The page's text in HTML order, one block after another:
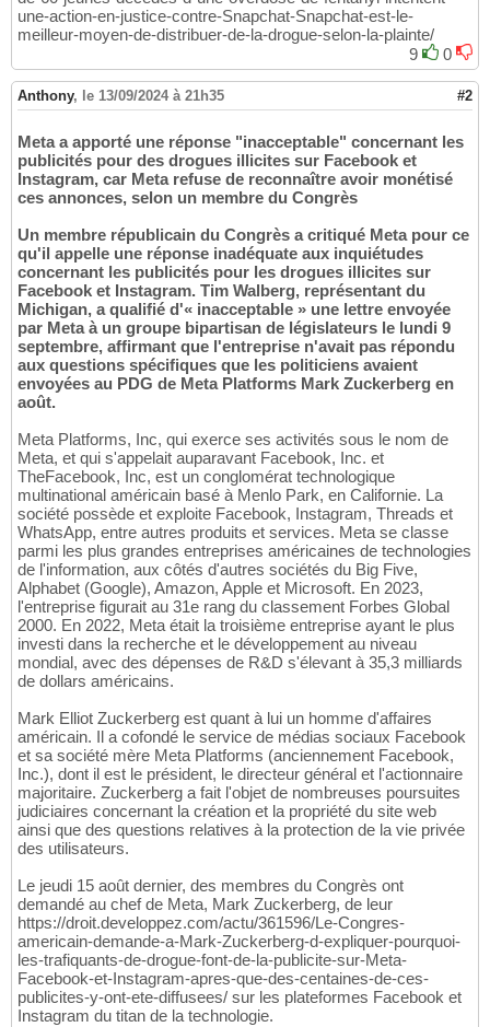
une-action-en-justice-contre-Snapchat-Snapchat-est-le-
meilleur-moyen-de-distribuer-de-la-drogue-selon-la-plainte/
9
0
Anthony, le 13/09/2024 à 21h35 #2
Meta a apporté une réponse "inacceptable" concernant les
publicités pour des drogues illicites sur Facebook et
Instagram, car Meta refuse de reconnaître avoir monétisé
ces annonces, selon un membre du Congrès
Un membre républicain du Congrès a critiqué Meta pour ce
qu'il appelle une réponse inadéquate aux inquiétudes
concernant les publicités pour les drogues illicites sur
Facebook et Instagram. Tim Walberg, représentant du
Michigan, a qualifié d'« inacceptable » une lettre envoyée
par Meta à un groupe bipartisan de législateurs le lundi 9
septembre, affirmant que l'entreprise n'avait pas répondu
aux questions spécifiques que les politiciens avaient
envoyées au PDG de Meta Platforms Mark Zuckerberg en
août.
Meta Platforms, Inc, qui exerce ses activités sous le nom de
Meta, et qui s'appelait auparavant Facebook, Inc. et
TheFacebook, Inc, est un conglomérat technologique
multinational américain basé à Menlo Park, en Californie. La
société possède et exploite Facebook, Instagram, Threads et
WhatsApp, entre autres produits et services. Meta se classe
parmi les plus grandes entreprises américaines de technologies
de l'information, aux côtés d'autres sociétés du Big Five,
Alphabet (Google), Amazon, Apple et Microsoft. En 2023,
l'entreprise figurait au 31e rang du classement Forbes Global
2000. En 2022, Meta était la troisième entreprise ayant le plus
investi dans la recherche et le développement au niveau
mondial, avec des dépenses de R&D s'élevant à 35,3 milliards
de dollars américains.
Mark Elliot Zuckerberg est quant à lui un homme d'affaires
américain. Il a cofondé le service de médias sociaux Facebook
et sa société mère Meta Platforms (anciennement Facebook,
Inc.), dont il est le président, le directeur général et l'actionnaire
majoritaire. Zuckerberg a fait l'objet de nombreuses poursuites
judiciaires concernant la création et la propriété du site web
ainsi que des questions relatives à la protection de la vie privée
des utilisateurs.
Le jeudi 15 août dernier, des membres du Congrès ont
demandé au chef de Meta, Mark Zuckerberg, de leur
https://droit.developpez.com/actu/361596/Le-Congres-
americain-demande-a-Mark-Zuckerberg-d-expliquer-pourquoi-
les-trafiquants-de-drogue-font-de-la-publicite-sur-Meta-
Facebook-et-Instagram-apres-que-des-centaines-de-ces-
publicites-y-ont-ete-diffusees/ sur les plateformes Facebook et
Instagram du titan de la technologie.